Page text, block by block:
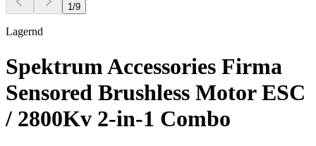
1/9
Lagernd
Spektrum Accessories Firma
Sensored Brushless Motor ESC
/ 2800Kv 2-in-1 Combo